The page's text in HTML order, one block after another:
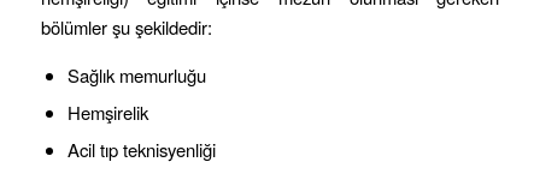
bölümler şu şekildedir:
Sağlık memurluğu
Hemşirelik
Acil tıp teknisyenliği